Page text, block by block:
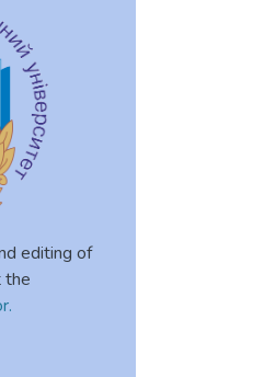
editing of
the